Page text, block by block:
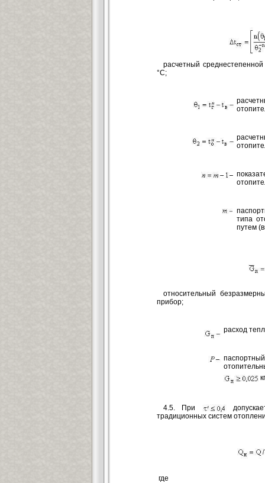
расчетный
°С;
типа
путем
относительный
прибор;
расход
4.5. При
традиционных систем
где